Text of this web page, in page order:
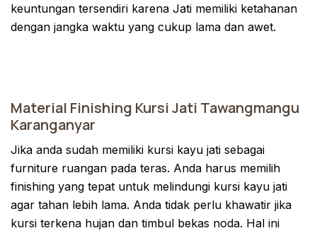
keuntungan tersendiri karena Jati memiliki ketahanan
dengan jangka waktu yang cukup lama dan awet.
Material Finishing Kursi Jati Tawangmangu
Karanganyar
Jika anda sudah memiliki kursi kayu jati sebagai
furniture ruangan pada teras. Anda harus memilih
finishing yang tepat untuk melindungi kursi kayu jati
agar tahan lebih lama. Anda tidak perlu khawatir jika
kursi terkena hujan dan timbul bekas noda. Hal ini